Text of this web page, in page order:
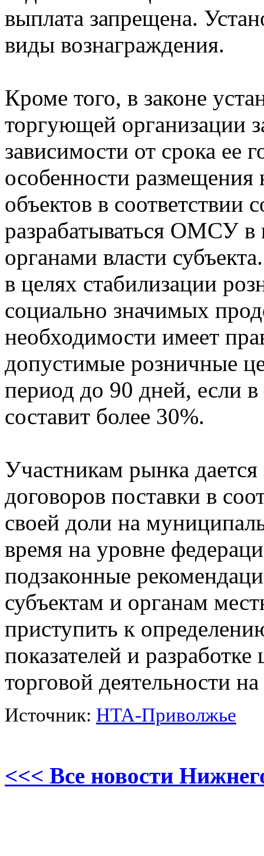
выплата запрещена.
виды вознаграждения.
Кроме того, в законе
торгующей организации
зависимости от срока ее
особенности
объектов в соответствии
разрабатываться ОМСУ в
органами власти
в целях стабилизации
социально значимых
необходимости имеет
допустимые розничные
период до 90 дней, если
составит более 30%.
Участникам рынка
договоров поставки в
своей доли на
время на уровне
подзаконные
субъектам и органам
приступить к
показателей и
торговой деятельности
Источник: НТА-Приволжье
<<< Все новости